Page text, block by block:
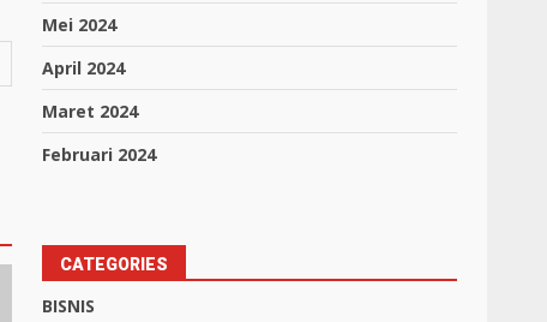
Mei 2024
April 2024
Maret 2024
Februari 2024
CATEGORIES
BISNIS